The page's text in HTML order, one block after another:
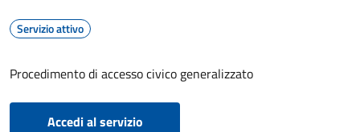
Servizio attivo
Procedimento di accesso civico generalizzato
Accedi al servizio